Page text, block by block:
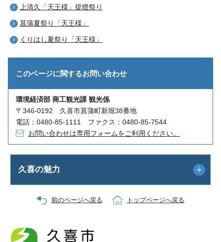
上清久「天王様」提燈祭り
菖蒲夏祭り「天王様」
くりはし夏祭り「天王様」
このページに関するお問い合わせ
環境経済部 商工観光課 観光係
〒346-0192 久喜市菖蒲町新堀38番地
電話：0480-85-1111 ファクス：0480-85-7544
お問い合わせは専用フォームをご利用ください。
久喜の魅力
前のページへ戻る トップページへ戻る